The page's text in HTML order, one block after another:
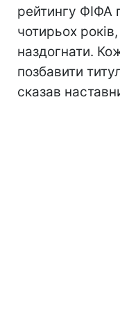
рейтингу ФІФА
чотирьох
наздогнати.
позбавити
сказав